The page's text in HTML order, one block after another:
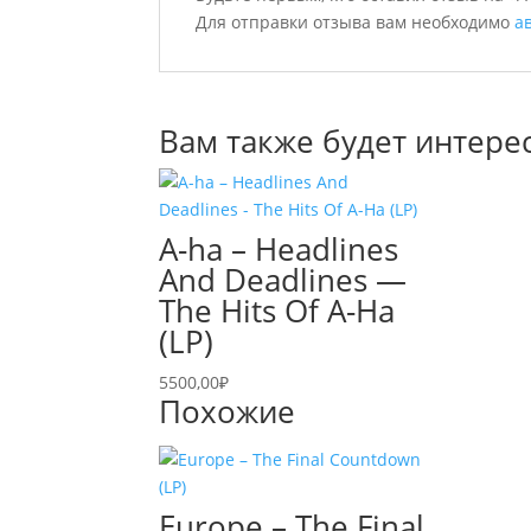
Для отправки отзыва вам необходимо
Вам также будет
A-ha – Headlines
And Deadlines —
The Hits Of A-Ha
(LP)
5500,00₽
Похожие